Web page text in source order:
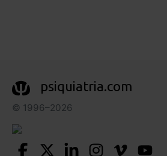
psiquiatria.com
© 1996–2026